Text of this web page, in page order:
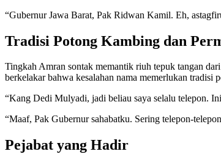
“Gubernur Jawa Barat, Pak Ridwan Kamil. Eh,
Tradisi Potong Kambing dan
Tingkah Amran sontak memantik riuh tepuk tangan
berkelakar bahwa kesalahan nama memerlukan tradisi
“Kang Dedi Mulyadi, jadi beliau saya selalu telepon.
“Maaf, Pak Gubernur sahabatku. Sering telepon-
Pejabat yang Hadir